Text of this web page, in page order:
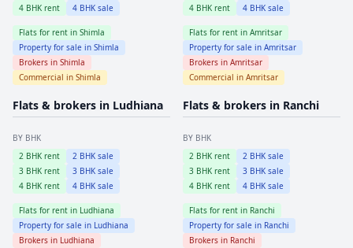
4 BHK rent 4 BHK sale
Flats for rent in Shimla
Property for sale in Shimla
Brokers in Shimla
Commercial in Shimla
4 BHK rent 4 BHK sale
Flats for rent in Amritsar
Property for sale in Amritsar
Brokers in Amritsar
Commercial in Amritsar
Flats & brokers in Ludhiana
BY BHK
2 BHK rent 2 BHK sale
3 BHK rent 3 BHK sale
4 BHK rent 4 BHK sale
Flats for rent in Ludhiana
Property for sale in Ludhiana
Brokers in Ludhiana
Flats & brokers in Ranchi
BY BHK
2 BHK rent 2 BHK sale
3 BHK rent 3 BHK sale
4 BHK rent 4 BHK sale
Flats for rent in Ranchi
Property for sale in Ranchi
Brokers in Ranchi